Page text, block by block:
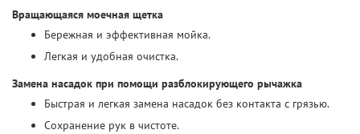
Вращающаяся моечная щетка
Бережная и эффективная мойка.
Легкая и удобная очистка.
Замена насадок при помощи разблокирующего рычажка
Быстрая и легкая замена насадок без контакта с грязью.
Сохранение рук в чистоте.